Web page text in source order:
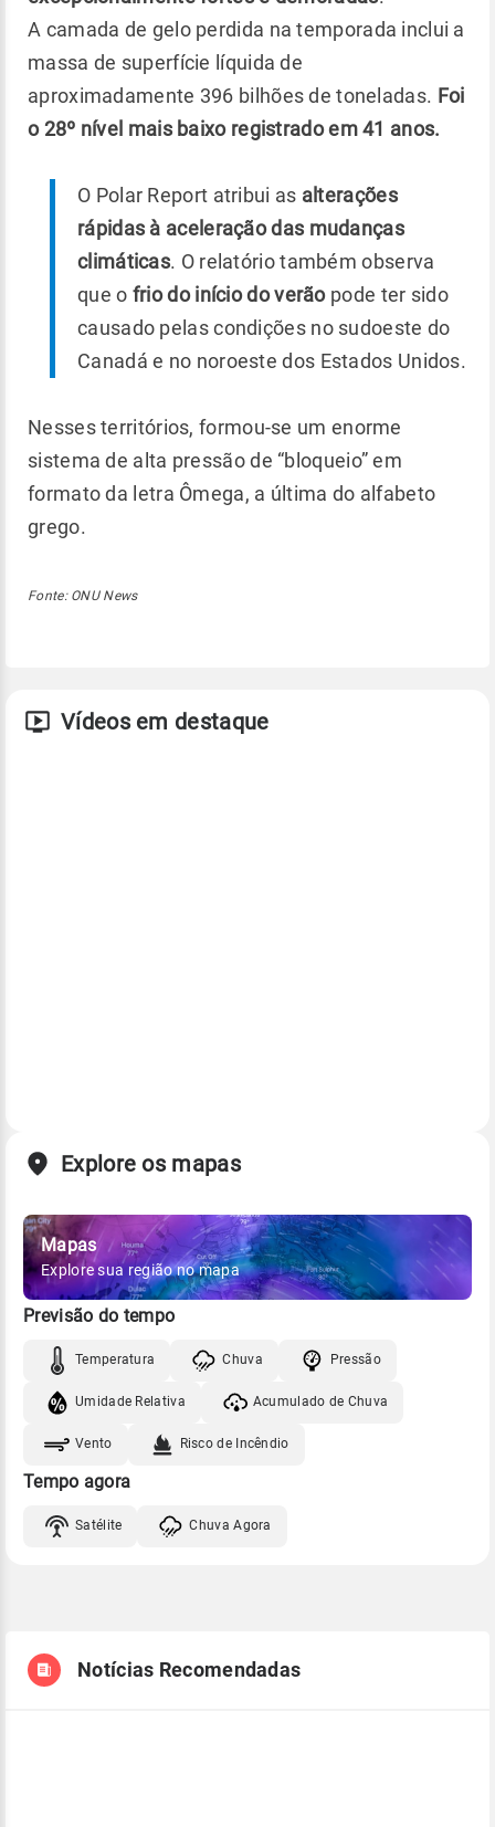
A camada de gelo perdida na temporada inclui a
massa de superfície líquida de
aproximadamente 396 bilhões de toneladas. Foi
o 28º nível mais baixo registrado em 41 anos.
O Polar Report atribui as alterações
rápidas à aceleração das mudanças
climáticas. O relatório também observa
que o frio do início do verãopode ter sido
causado pelas condições no sudoeste do
Canadá e no noroeste dos Estados Unidos.
Nesses territórios, formou-se um enorme
sistema de alta pressão de “bloqueio” em
formato da letra Ômega, a última do alfabeto
grego.
Fonte: ONU News
Vídeos em destaque
Explore os mapas
Mapas
Explore sua região no mapa
Previsão do tempo
Temperatura Chuva Pressão
Umidade Relativa Acumulado de Chuva
Vento Risco de Incêndio
Tempo agora
Satélite Chuva Agora
Notícias Recomendadas